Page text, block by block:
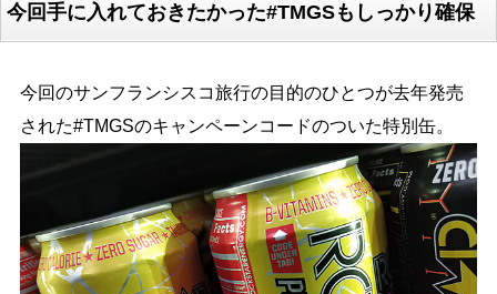
今回手に入れておきたかった#TMGSもしっかり確保
今回のサンフランシスコ旅行の目的のひとつが去年発売
された#TMGSのキャンペーンコードのついた特別缶。